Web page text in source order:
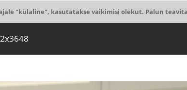
"külaline", kasutatakse vaikimisi olekut. Palun